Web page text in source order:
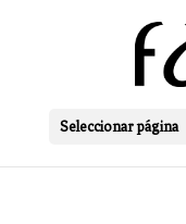
Seleccionar página